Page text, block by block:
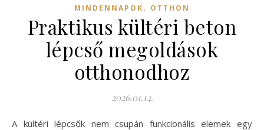
MINDENNAPOK, OTTHON
Praktikus kültéri beton
lépcső megoldások
otthonodhoz
2026.01.14.
A kültéri lépcsők nem csupán funkcionális elemek egy